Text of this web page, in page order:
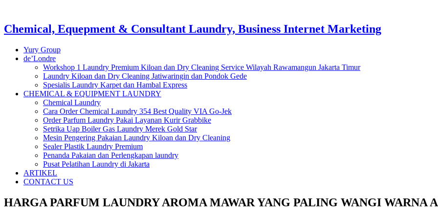
Chemical, Equepment & Consultant Laundry, Business Internet Marketing
Yury Group
de’Londre
Workshop 1 Laundry Premium Kiloan dan Dry Cleaning Service Wilayah Rawamangun Jakarta Timur
Laundry Kiloan dan Dry Cleaning Jatiwaringin dan Pondok Gede
Spesialis Laundry Karpet dan Hambal Express
CHEMICAL & EQUIPMENT LAUNDRY
Chemical Laundry
Cara Order Chemical Laundry 354 Best Quality VIA Go-Jek
Order Parfum Laundry Pakai Layanan Kurir Grabbike
Setrika Uap Boiler Gas Laundry Merek Gold Star
Mesin Pengering Pakaian Laundry Kiloan dan Dry Cleaning
Sealer Plastik Laundry Premium
Penanda Pakaian dan Perlengkapan laundry
Pusat Pelatihan Laundry di Jakarta
ARTIKEL
CONTACT US
HARGA PARFUM LAUNDRY AROMA MAWAR YANG PALING WANGI WARNA